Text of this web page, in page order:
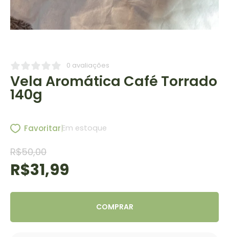
0 avaliações
Vela Aromática Café Torrado
140g
Favoritar|Em estoque
R$50,00
R$31,99
COMPRAR